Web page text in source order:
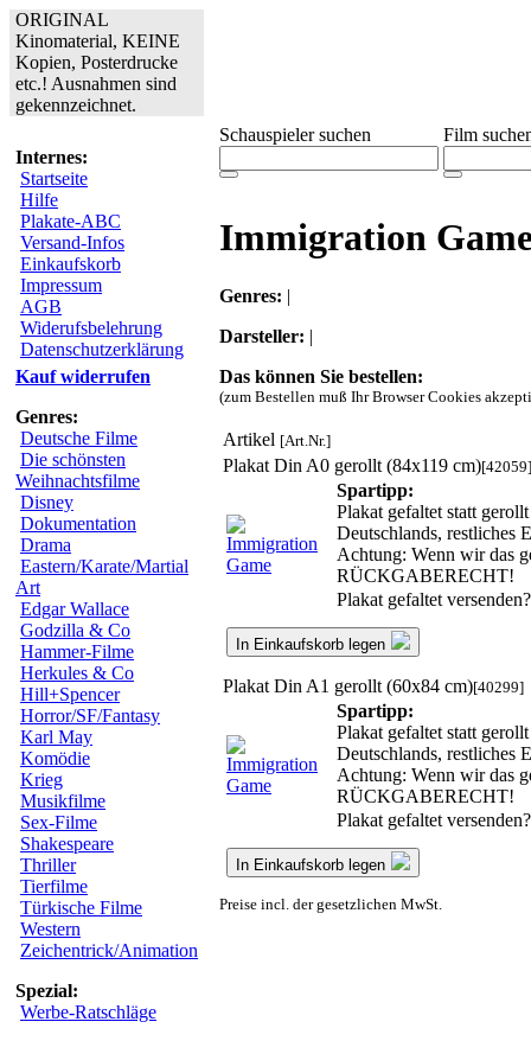
ORIGINAL
Kinomaterial, KEINE
Kopien, Posterdrucke
etc.! Ausnahmen sind
gekennzeichnet.
Internes:
Startseite
Hilfe
Plakate-ABC
Versand-Infos
Einkaufskorb
Impressum
AGB
Widerufsbelehrung
Datenschutzerklärung
Kauf widerrufen
Genres:
Deutsche Filme
Die schönsten
Weihnachtsfilme
Disney
Dokumentation
Drama
Eastern/Karate/Martial
Art
Edgar Wallace
Godzilla & Co
Hammer-Filme
Herkules & Co
Hill+Spencer
Horror/SF/Fantasy
Karl May
Komödie
Krieg
Musikfilme
Sex-Filme
Shakespeare
Thriller
Tierfilme
Türkische Filme
Western
Zeichentrick/Animation
Spezial:
Werbe-Ratschläge
Schauspieler suchen Film
Immigration
Genres: |
Darsteller: |
Das können Sie bestellen:
(zum Bestellen muß Ihr Browser Cookies
Artikel [Art.Nr.]
Plakat Din A0 gerollt (84x119 cm)[42059]
Spartipp:
Plakat gefaltet statt
Deutschlands, restliches
Achtung: Wenn wir das
RÜCKGABERECHT!
Plakat gefaltet
In Einkaufskorb legen
Plakat Din A1 gerollt (60x84 cm)[40299]
Spartipp:
Plakat gefaltet statt
Deutschlands, restliches
Achtung: Wenn wir das
RÜCKGABERECHT!
Plakat gefaltet
In Einkaufskorb legen
Preise incl. der gesetzlichen MwSt.